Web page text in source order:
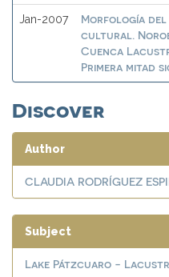
Jan-2007
Morfología del
cultural.
Cuenca
Primera mitad
Discover
Author
CLAUDIA RODRÍGUEZ
Subject
Lake Pátzcuaro -